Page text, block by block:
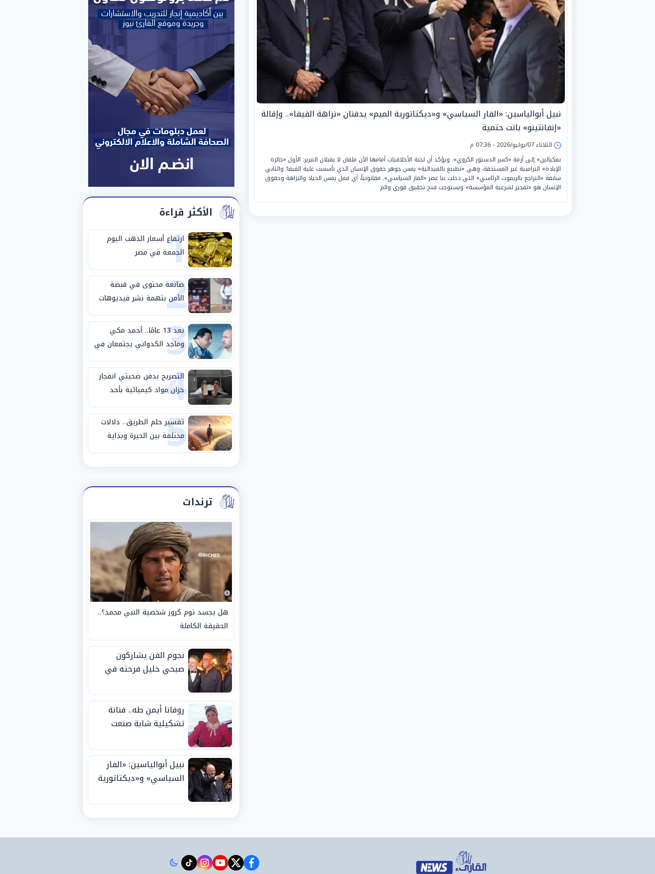
نبيل أبوالياسين: «الفار السياسي» و«ديكتاتورية الميم» يدفنان «نزاهة الفيفا».. وإقالة
«إنفانتينو» باتت حتمية
الثلاثاء 07/يوليو/2026 - 07:36 م
بمكيالين» إلى أزمة «كسر الدستور الكروي». ويؤكد أن لجنة الأخلاقيات أمامها الآن ملفان لا يقبلان التبرير: الأول «جائزة
الإبادة» الترامبية غير المستحقة، وهي «تطبيع بالميدالية» يمس جوهر حقوق الإنسان الذي تأسست عليه الفيفا؛ والثاني
سابقة «التراجع بالريموت الرئاسي» التي دخلت بنا عصر «الفار السياسي». فقانونياً، أي فعل يمس الحياد والنزاهة وحقوق
الإنسان هو «تفجير لشرعية المؤسسة» ويستوجب فتح تحقيق فوري والم
الأكثر قراءة
1
ارتفاع أسعار الذهب اليوم
الجمعة في مصر
2
صانعة محتوى في قبضة
الأمن بتهمة نشر فيديوهات
خادشة للحياء
3 بعد 13 عامًا.. أحمد مكي
وماجد الكدواني يجتمعان في
«فرصة سعيدة»
4
التصريح بدفن ضحيتي انفجار
خزان مواد كيميائية بأحد
مصانع الفيوم
5
تفسير حلم الطريق.. دلالات
مختلفة بين الحيرة وبداية
مرحلة جديدة
ترندات
هل يجسد توم كروز شخصية النبي محمد؟..
الحقيقة الكاملة
نجوم الفن يشاركون
صبحي خليل فرحته في
روفانا أيمن طه.. فنانة
تشكيلية شابة صنعت
الجوائز منذ الصغر
نبيل أبوالياسين: «الفار
السياسي» و«ديكتاتورية
الفيفا».. وإقالة
facebook
twitter
youtube
instagram
tiktok